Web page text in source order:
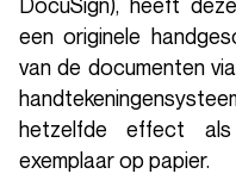
een originele
van de documenten
hetzelfde effect
exemplaar op papier.